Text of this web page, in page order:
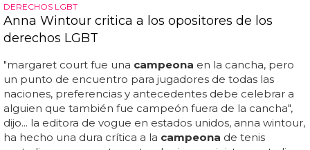
DERECHOS LGBT
Anna Wintour critica a los opositores de los
derechos LGBT
"margaret court fue una campeona en la cancha, pero
un punto de encuentro para jugadores de todas las
naciones, preferencias y antecedentes debe celebrar a
alguien que también fue campeón fuera de la cancha",
dijo... la editora de vogue en estados unidos, anna wintour,
ha hecho una dura crítica a la campeona de tenis